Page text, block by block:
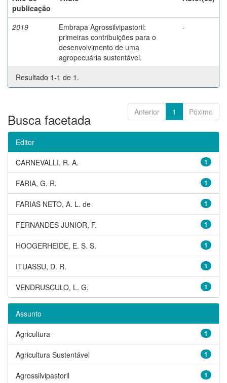
publicação
2019
Embrapa Agrossilvipastoril:
primeiras contribuições para o
desenvolvimento de uma
agropecuária sustentável.
-
Resultado 1-1 de 1.
Anterior 1 Póximo
Busca facetada
Editor
1
CARNEVALLI, R. A.
1
FARIA, G. R.
1
FARIAS NETO, A. L. de
1
FERNANDES JUNIOR, F.
1
HOOGERHEIDE, E. S. S.
1
ITUASSU, D. R.
1
VENDRUSCULO, L. G.
Assunto
1
Agricultura
1
Agricultura Sustentável
1
Agrossilvipastoril